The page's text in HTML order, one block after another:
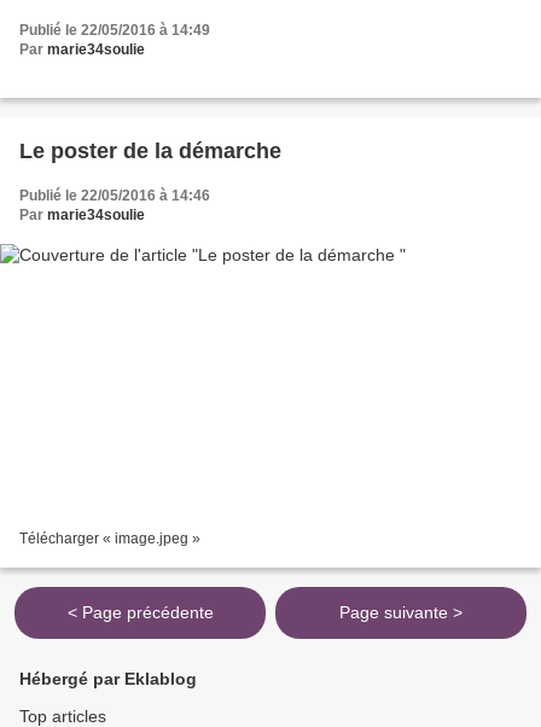
Publié le 22/05/2016 à 14:49
Par marie34soulie
Le poster de la démarche
Publié le 22/05/2016 à 14:46
Par marie34soulie
Télécharger « image.jpeg »
< Page précédente Page suivante >
Hébergé par Eklablog
Top articles